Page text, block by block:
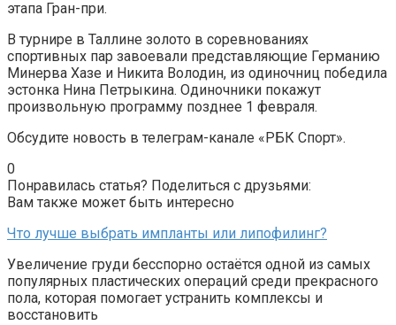
этапа Гран-при.
В турнире в Таллине золото в соревнованиях
спортивных пар завоевали представляющие Германию
Минерва Хазе и Никита Володин, из одиночниц победила
эстонка Нина Петрыкина. Одиночники покажут
произвольную программу позднее 1 февраля.
Обсудите новость в телеграм-канале «РБК Спорт».
0
Понравилась статья? Поделиться с друзьями:
Вам также может быть интересно
Что лучше выбрать импланты или липофилинг?
Увеличение груди бесспорно остаётся одной из самых
популярных пластических операций среди прекрасного
пола, которая помогает устранить комплексы и
восстановить